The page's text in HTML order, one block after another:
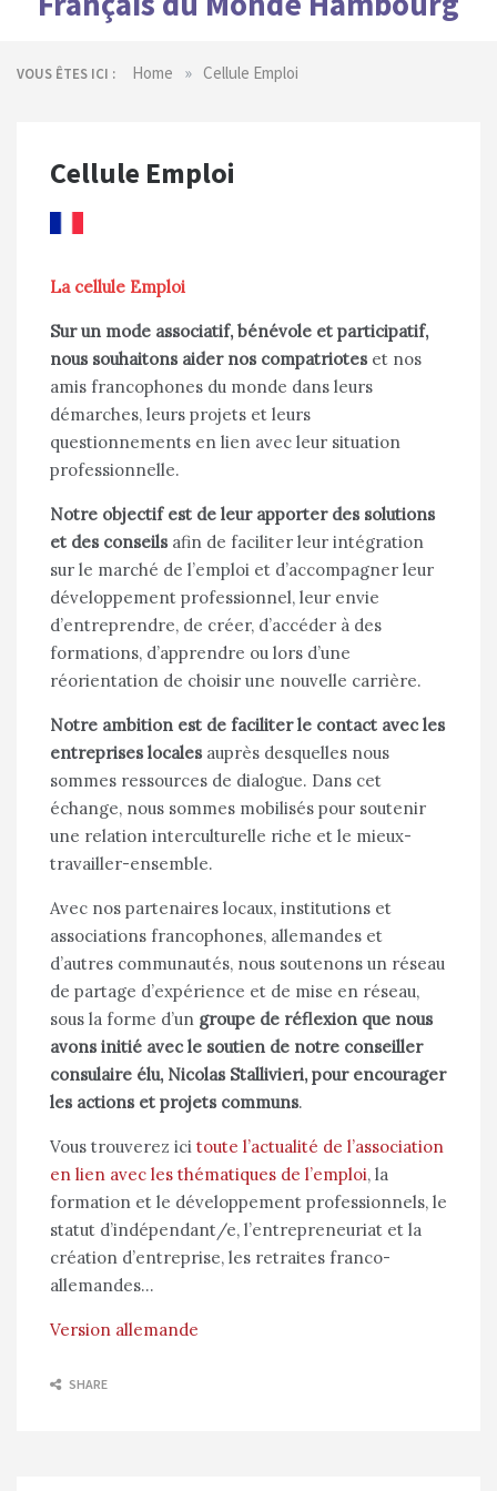
VOUS ÊTES ICI : Home » Cellule Emploi
Cellule Emploi
La cellule Emploi
Sur un mode associatif, bénévole et participatif,
nous souhaitons aider nos compatriotes et nos
amis francophones du monde dans leurs
démarches, leurs projets et leurs
questionnements en lien avec leur situation
professionnelle.
Notre objectif est de leur apporter des solutions
et des conseils afin de faciliter leur intégration
sur le marché de l’emploi et d’accompagner leur
développement professionnel, leur envie
d’entreprendre, de créer, d’accéder à des
formations, d’apprendre ou lors d’une
réorientation de choisir une nouvelle carrière.
Notre ambition est de faciliter le contact avec les
entreprises locales auprès desquelles nous
sommes ressources de dialogue. Dans cet
échange, nous sommes mobilisés pour soutenir
une relation interculturelle riche et le mieux-
travailler-ensemble.
Avec nos partenaires locaux, institutions et
associations francophones, allemandes et
d’autres communautés, nous soutenons un réseau
de partage d’expérience et de mise en réseau,
sous la forme d’un groupe de réflexion que nous
avons initié avec le soutien de notre conseiller
consulaire élu, Nicolas Stallivieri, pour encourager
les actions et projets communs.
Vous trouverez ici toute l’actualité de l’association
en lien avec les thématiques de l’emploi, la
formation et le développement professionnels, le
statut d’indépendant/e, l’entrepreneuriat et la
création d’entreprise, les retraites franco-
allemandes…
Version allemande
SHARE